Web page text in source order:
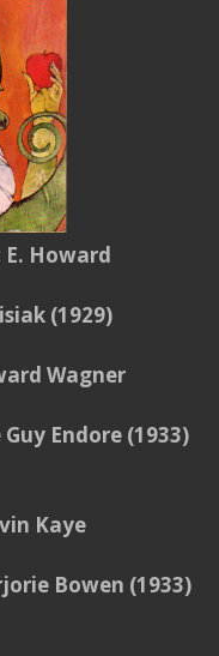
Howard
(1929)
Wagner
Endore (1933)
Kaye
Bowen (1933)